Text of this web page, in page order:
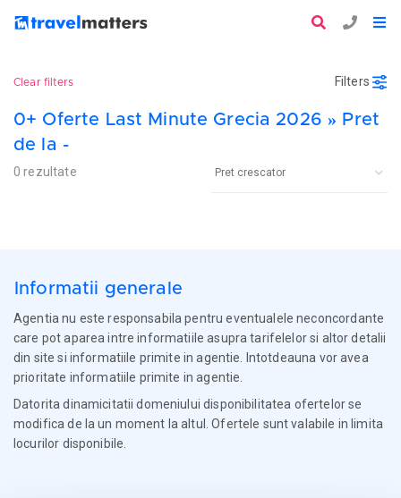
Clear filters Filters
0+ Oferte Last Minute Grecia 2026 » Pret
de la -
0 rezultate
Informatii generale
Agentia nu este responsabila pentru eventualele neconcordante
care pot aparea intre informatiile asupra tarifelelor si altor detalii
din site si informatiile primite in agentie. Intotdeauna vor avea
prioritate informatiile primite in agentie.
Datorita dinamicitatii domeniului disponibilitatea ofertelor se
modifica de la un moment la altul. Ofertele sunt valabile in limita
locurilor disponibile.